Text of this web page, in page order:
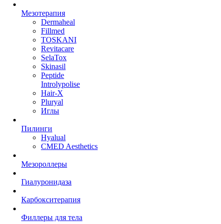
Мезотерапия
Dermaheal
Fillmed
TOSKANI
Revitacare
SelaTox
Skinasil
Peptide
Introlypolise
Hair-X
Pluryal
Иглы
Пилинги
Hyalual
CMED Aesthetics
Мезороллеры
Гиалуронидаза
Карбокситерапия
Филлеры для тела